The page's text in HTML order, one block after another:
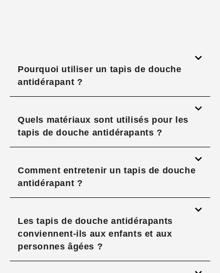
Pourquoi utiliser un tapis de douche
antidérapant ?
Quels matériaux sont utilisés pour les
tapis de douche antidérapants ?
Comment entretenir un tapis de douche
antidérapant ?
Les tapis de douche antidérapants
conviennent-ils aux enfants et aux
personnes âgées ?